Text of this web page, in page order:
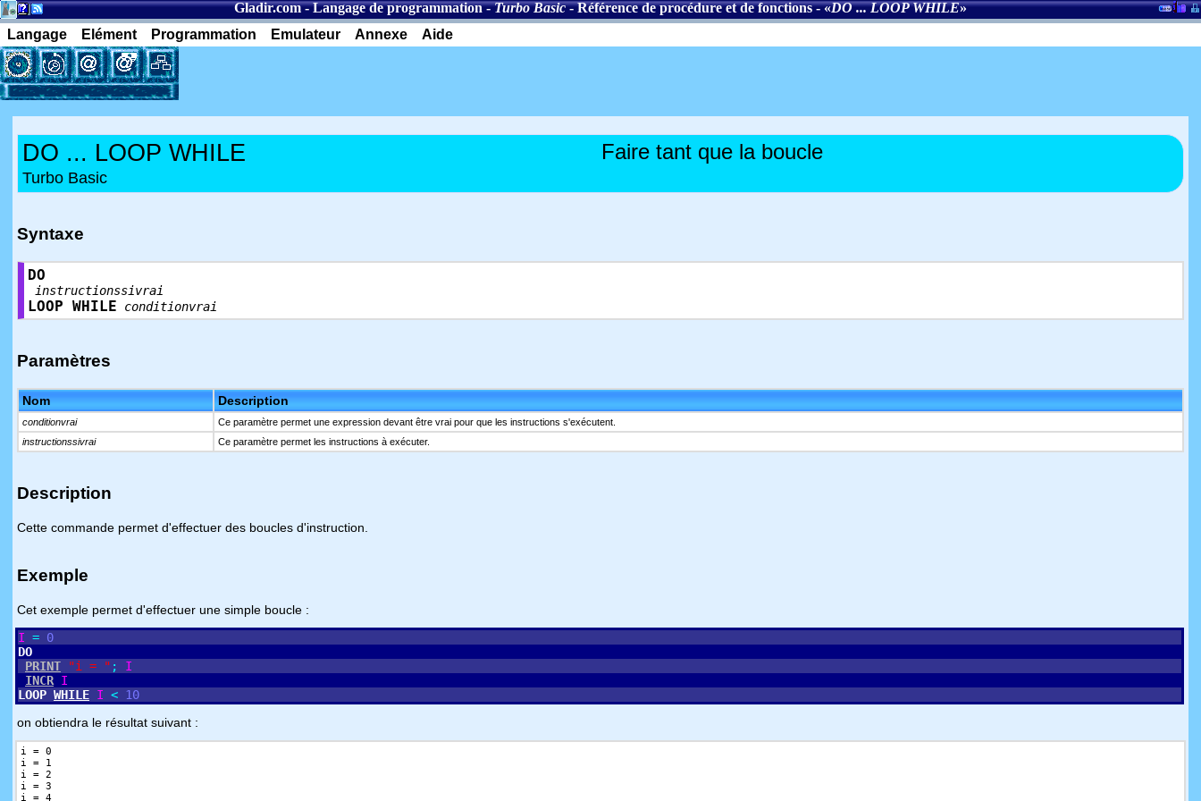
Gladir.com-Langage de programmation-Turbo Basic-Référence de procédure et de fonctions- «DO ... LOOP WHILE»
Langage
Elément Programmation Emulateur Annexe Aide
DO ... LOOP WHILE Faire tant que la boucle
Turbo Basic
Syntaxe
DO
instructionssivrai
LOOP WHILE conditionvrai
Paramètres
Nom Description
conditionvrai
Ce paramètre permet une expression devant être vrai pour que les instructions s'exécutent.
instructionssivrai
Ce paramètre permet les instructions à exécuter.
Description
Cette commande permet d'effectuer des boucles d'instruction.
Exemple
Cet exemple permet d'effectuer une simple boucle :
I = 0
DO
PRINT
"i = " ;
I
INCR I
LOOP WHILE I < 10
on obtiendra le résultat suivant :
i = 0
i = 1
i = 2
i = 3
i = 4